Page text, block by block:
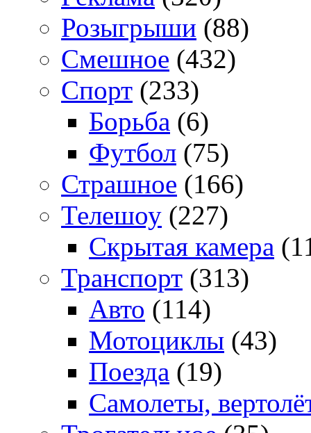
Розыгрыши (88)
Смешное (432)
Спорт (233)
Борьба (6)
Футбол (75)
Страшное (166)
Телешоу (227)
Скрытая камера
Транспорт (313)
Авто (114)
Мотоциклы (43)
Поезда (19)
Самолеты,